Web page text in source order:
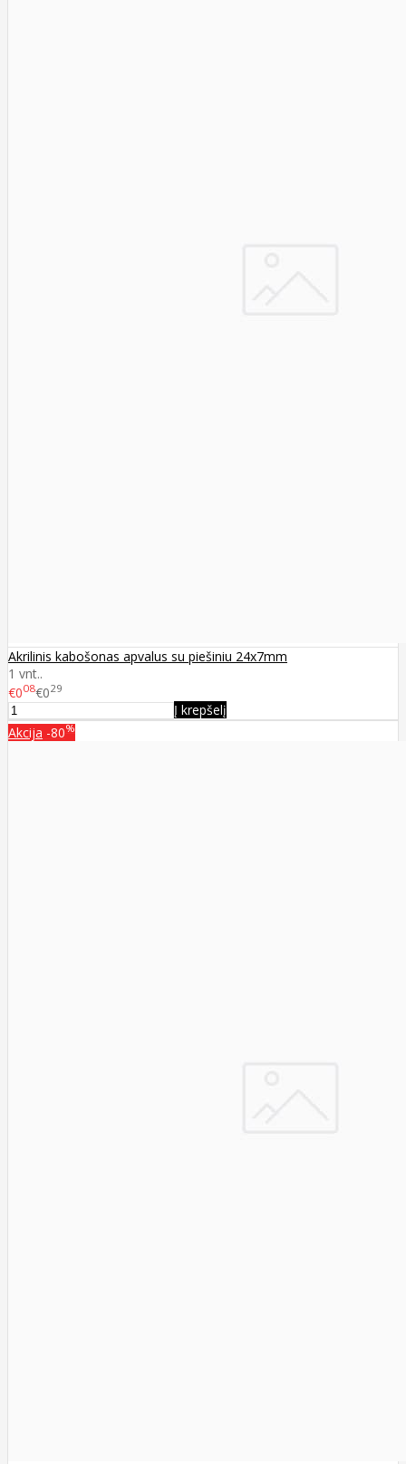
Akrilinis kabošonas apvalus su piešiniu 24x7mm
1 vnt..
€008€029
Į krepšelį
Akcija -80%